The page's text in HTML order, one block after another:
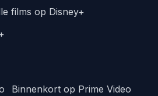
films op Disney+
Binnenkort op Prime Video